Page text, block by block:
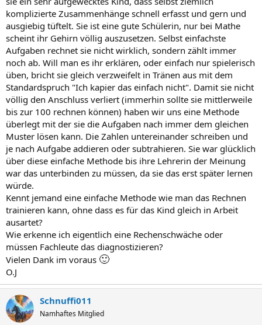
komplizierte Zusammenhänge schnell erfasst und gern und
ausgiebig tüftelt. Sie ist eine gute Schülerin, nur bei Mathe
scheint ihr Gehirn völlig auszusetzen. Selbst einfachste
Aufgaben rechnet sie nicht wirklich, sondern zählt immer
noch ab. Will man es ihr erklären, oder einfach nur spielerisch
üben, bricht sie gleich verzweifelt in Tränen aus mit dem
Standardspruch "Ich kapier das einfach nicht". Damit sie nicht
völlig den Anschluss verliert (immerhin sollte sie mittlerweile
bis zur 100 rechnen können) haben wir uns eine Methode
überlegt mit der sie die Aufgaben nach immer dem gleichen
Muster lösen kann. Die Zahlen untereinander schreiben und
je nach Aufgabe addieren oder subtrahieren. Sie war glücklich
über diese einfache Methode bis ihre Lehrerin der Meinung
war das unterbinden zu müssen, da sie das erst später lernen
würde.
Kennt jemand eine einfache Methode wie man das Rechnen
trainieren kann, ohne dass es für das Kind gleich in Arbeit
ausartet?
Wie erkenne ich eigentlich eine Rechenschwäche oder
müssen Fachleute das diagnostizieren?
Vielen Dank im voraus 🙂
O.J
Schnuffi011
Namhaftes Mitglied